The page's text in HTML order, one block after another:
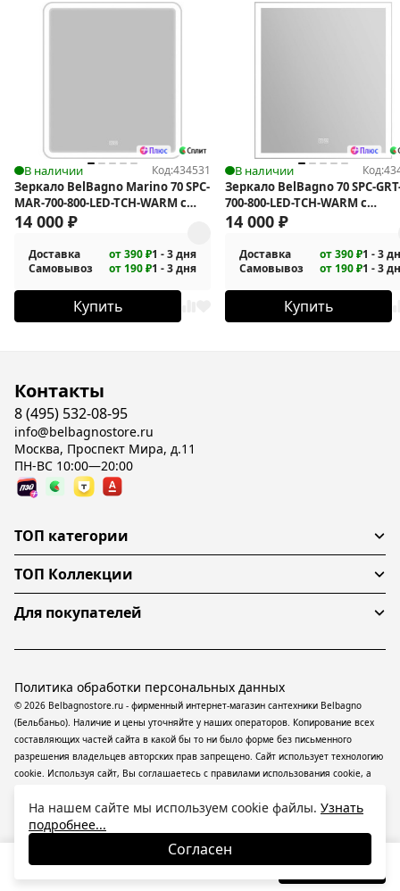
14 000₽ В корзину
В наличии Код:434531
Зеркало BelBagno Marino 70 SPC-
MAR-700-800-LED-TCH-WARM с
подсветкой с подогревом
14 000 ₽
Доставка от 390 ₽1 - 3 дня
Самовывоз
от 190 ₽1 - 3 дня
Купить
В наличии Код:
Зеркало BelBagno 70 SPC-
700-800-LED-TCH-WARM с
подсветкой с подогревом
14 000 ₽
Доставка от 390 ₽1 - 3
Самовывоз
от 190 ₽1 - 3
Купить
Контакты
8 (495) 532-08-95
info@belbagnostore.ru
Москва, Проспект Мира, д.11
ПН-ВС 10:00—20:00
ТОП категории
ТОП Коллекции
Для покупателей
© 2026 Belbagnostore.ru - фирменный интернет-магазин сантехники Belbagno
(Бельбаньо). Наличие и цены уточняйте у наших операторов. Копирование всех
составляющих частей сайта в какой бы то ни было форме без письменного
разрешения владельцев авторских прав запрещено. Сайт использует технологию
cookie. Используя сайт, Вы соглашаетесь с правилами использования cookie, а
ресурсе применяютсярекомендательные технологии(информационные
технологии предоставления информации на основе сбора, систематизации и
анализа сведений, относящихся к предпочтениям пользователей сети
«Интернет», находящихся на территории Российской Федерации).
Политика обработки персональных данных
На нашем сайте мы используем cookie файлы. Узнать
подробнее...
Согласен